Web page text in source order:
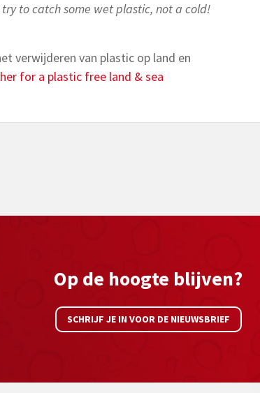
to catch some wet plastic, not a cold!
verwijderen van plastic op land en
for a plastic free land & sea
Op de hoogte blijven?
SCHRIJF JE IN VOOR DE NIEUWSBRIEF